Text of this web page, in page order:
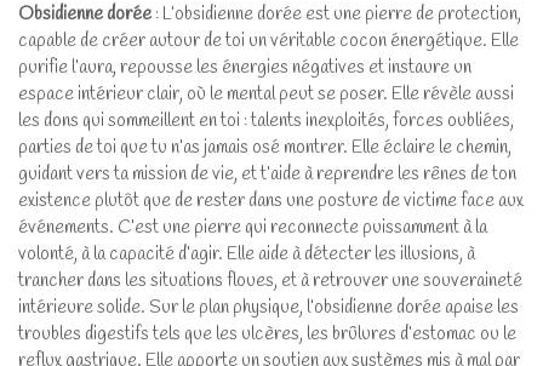
Obsidienne dorée : L’obsidienne dorée est une pierre de protection,
capable de créer autour de toi un véritable cocon énergétique. Elle
purifie l’aura, repousse les énergies négatives et instaure un
espace intérieur clair, où le mental peut se poser. Elle révèle aussi
les dons qui sommeillent en toi : talents inexploités, forces oubliées,
parties de toi que tu n’as jamais osé montrer. Elle éclaire le chemin,
guidant vers ta mission de vie, et t’aide à reprendre les rênes de ton
existence plutôt que de rester dans une posture de victime face aux
événements. C’est une pierre qui reconnecte puissamment à la
volonté, à la capacité d’agir. Elle aide à détecter les illusions, à
trancher dans les situations floues, et à retrouver une souveraineté
intérieure solide. Sur le plan physique, l’obsidienne dorée apaise les
troubles digestifs tels que les ulcères, les brûlures d’estomac ou le
reflux gastrique. Elle apporte un soutien aux systèmes mis à mal par